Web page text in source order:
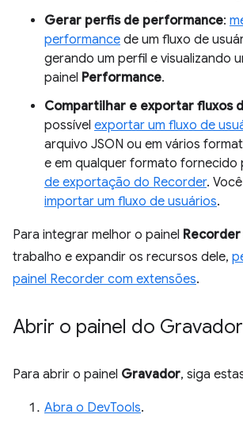
Gerar perfis de performance:
performance de um fluxo de
gerando um perfil e visualizando
painel Performance.
Compartilhar e exportar fluxos
possível exportar um fluxo de
arquivo JSON ou em vários
e em qualquer formato fornecido
de exportação do Recorder.
importar um fluxo de usuários.
Para integrar melhor o painel Recorder
trabalho e expandir os recursos dele,
painel Recorder com extensões.
Abrir o painel do Gravador
Para abrir o painel Gravador, siga
Abra o DevTools.